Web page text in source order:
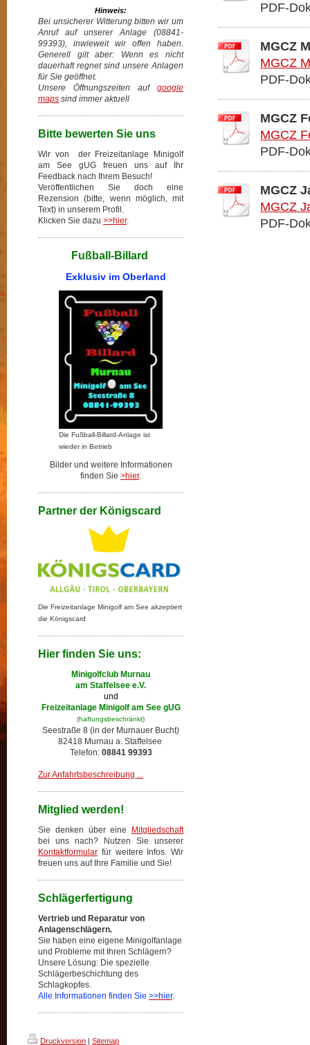
Hinweis:
Bei unsicherer Witterung bitten wir um
Anruf auf unserer Anlage (08841-
99393), inwieweit wir offen haben.
Generell gilt aber: Wenn es nicht
dauerhaft regnet sind unsere Anlagen
für Sie geöffnet.
Unsere Öffnungszeiten auf google
maps sind immer aktuell
Bitte bewerten Sie uns
Wir von der Freizeitanlage Minigolf
am See gUG freuen uns auf Ihr
Feedback nach Ihrem Besuch!
Veröffentlichen Sie doch eine
Rezension (bitte, wenn möglich, mit
Text) in unserem Profil.
Klicken Sie dazu >>hier.
Fußball-Billard
Exklusiv im Oberland
Die Fußball-Billard-Anlage ist
wieder in Betrieb
Bilder und weitere Informationen
finden Sie >hier.
Partner der Königscard
Die Freizeitanlage Minigolf am See akzeptiert
die Königscard
Hier finden Sie uns:
Minigolfclub Murnau
am Staffelsee e.V.
und
Freizeitanlage Minigolf am See gUG
(haftungsbeschränkt)
Seestraße 8 (in der Murnauer Bucht)
82418 Murnau a. Staffelsee
Telefon: 08841 99393
Zur Anfahrtsbeschreibung ...
Mitglied werden!
Sie denken über eine
Mitgliedschaft
bei uns nach? Nutzen Sie unserer
Kontaktformular für weitere Infos. Wir
freuen uns auf Ihre Familie und Sie!
Schlägerfertigung
Vertrieb und Reparatur von
Anlagenschlägern.
Sie haben eine eigene Minigolfanlage
und Probleme mit Ihren Schlägern?
Unsere Lösung: Die spezielle
Schlägerbeschichtung des
Schlagkopfes.
Alle Informationen finden Sie >>hier.
PDF-
MGCZ
MGCZ
PDF-
MGCZ
MGCZ
PDF-
MGCZ
MGCZ
PDF-
Druckversion | Sitemap